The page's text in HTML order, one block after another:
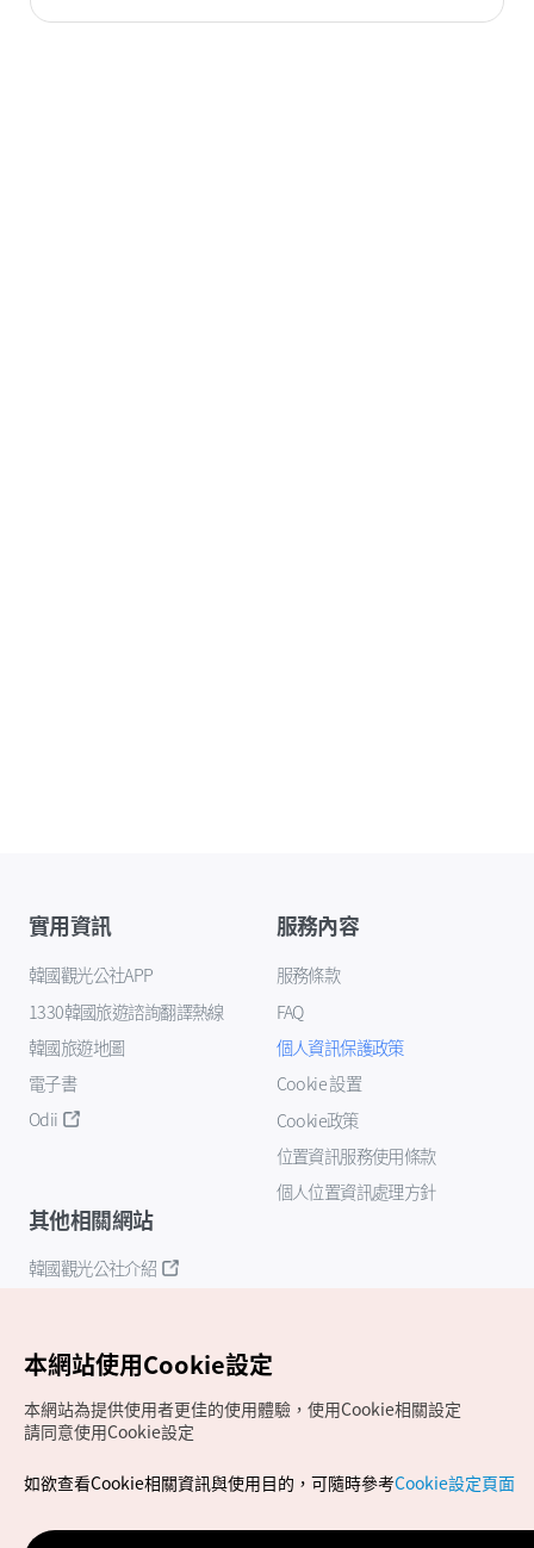
實用資訊
韓國觀光公社APP
1330韓國旅遊諮詢翻譯熱線
韓國旅遊地圖
電子書
Odii
服務內容
服務條款
FAQ
個人資訊保護政策
Cookie 設置
Cookie政策
位置資訊服務使用條款
個人位置資訊處理方針
其他相關網站
韓國觀光公社介紹
Copyrights (c) 韓國觀光公社版權所有
如有相關疑問或建議，歡迎來信至官方信箱
本網站使用Cookie設定
本網站為提供使用者更佳的使用體驗，使用Cookie相關設定
請同意使用Cookie設定
如欲查看Cookie相關資訊與使用目的，可隨時參考Cookie設定頁面